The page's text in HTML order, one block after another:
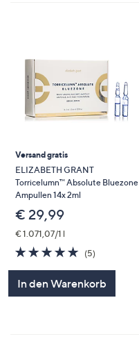
Versand gratis
ELIZABETH GRANT
Torricelumn™ Absolute Bluezone
Ampullen 14x 2ml
€ 29,99
€ 1.071,07/1 l
5.0
von
(5)
In den Warenkorb